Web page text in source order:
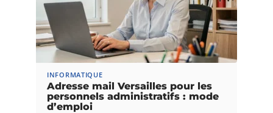
INFORMATIQUE
Adresse mail Versailles pour les
personnels administratifs : mode
d’emploi